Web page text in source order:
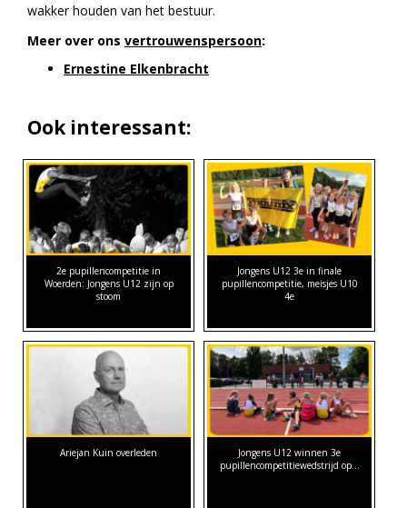
wakker houden van het bestuur.
Meer over ons vertrouwenspersoon:
Ernestine Elkenbracht
Ook interessant:
2e pupillencompetitie in
Woerden: Jongens U12 zijn op
stoom
Jongens U12 3e in finale
pupillencompetitie, meisjes U10
4e
Ariejan Kuin overleden
Jongens U12 winnen 3e
pupillencompetitiewedstrijd op…